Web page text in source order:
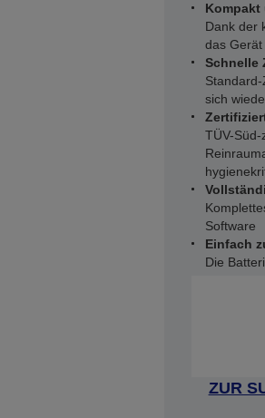
Kompakt
Dank der
das
Schnelle
sich
TÜV-
Software
Einfach
Die
ZUR